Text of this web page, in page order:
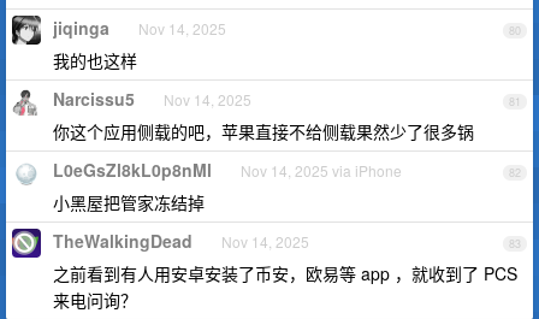
80
jiqinga Nov 14, 2025
我的也这样
81
Narcissu5 Nov 14, 2025
你这个应用侧载的吧，苹果直接不给侧载果然少了很多锅
82
L0eGsZl8kL0p8nMl Nov 14, 2025 via iPhone
小黑屋把管家冻结掉
83
TheWalkingDead Nov 14, 2025
之前看到有人用安卓安装了币安，欧易等 app ，就收到了 PCS
来电问询？